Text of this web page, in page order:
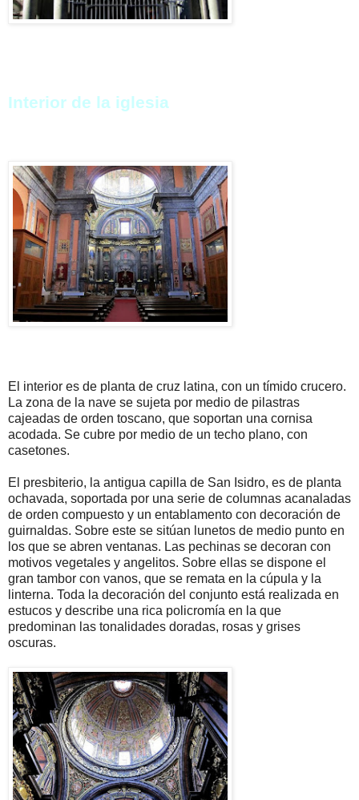
Interior de la iglesia
El interior es de planta de cruz latina, con un tímido crucero.
La zona de la nave se sujeta por medio de pilastras
cajeadas de orden toscano, que soportan una cornisa
acodada. Se cubre por medio de un techo plano, con
casetones.
El presbiterio, la antigua capilla de San Isidro, es de planta
ochavada, soportada por una serie de columnas acanaladas
de orden compuesto y un entablamento con decoración de
guirnaldas. Sobre este se sitúan lunetos de medio punto en
los que se abren ventanas. Las pechinas se decoran con
motivos vegetales y angelitos. Sobre ellas se dispone el
gran tambor con vanos, que se remata en la cúpula y la
linterna. Toda la decoración del conjunto está realizada en
estucos y describe una rica policromía en la que
predominan las tonalidades doradas, rosas y grises
oscuras.